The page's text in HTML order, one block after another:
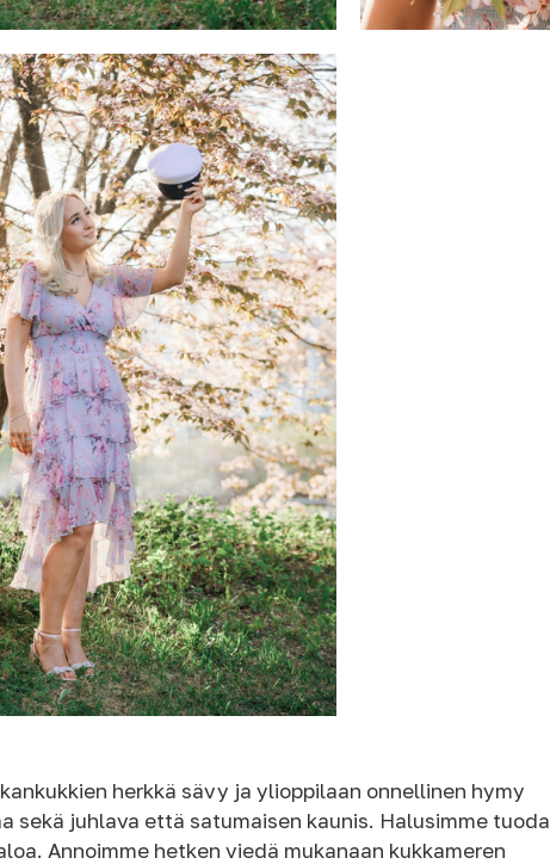
herkkä sävy ja ylioppilaan onnellinen hymy
sekä juhlava että satumaisen kaunis. Halusimme tuoda
Annoimme hetken viedä mukanaan kukkameren